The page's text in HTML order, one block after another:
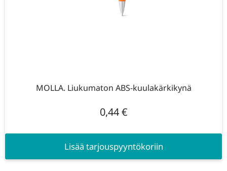
MOLLA. Liukumaton ABS-kuulakärkikynä
0,44€
Lisää tarjouspyyntökoriin